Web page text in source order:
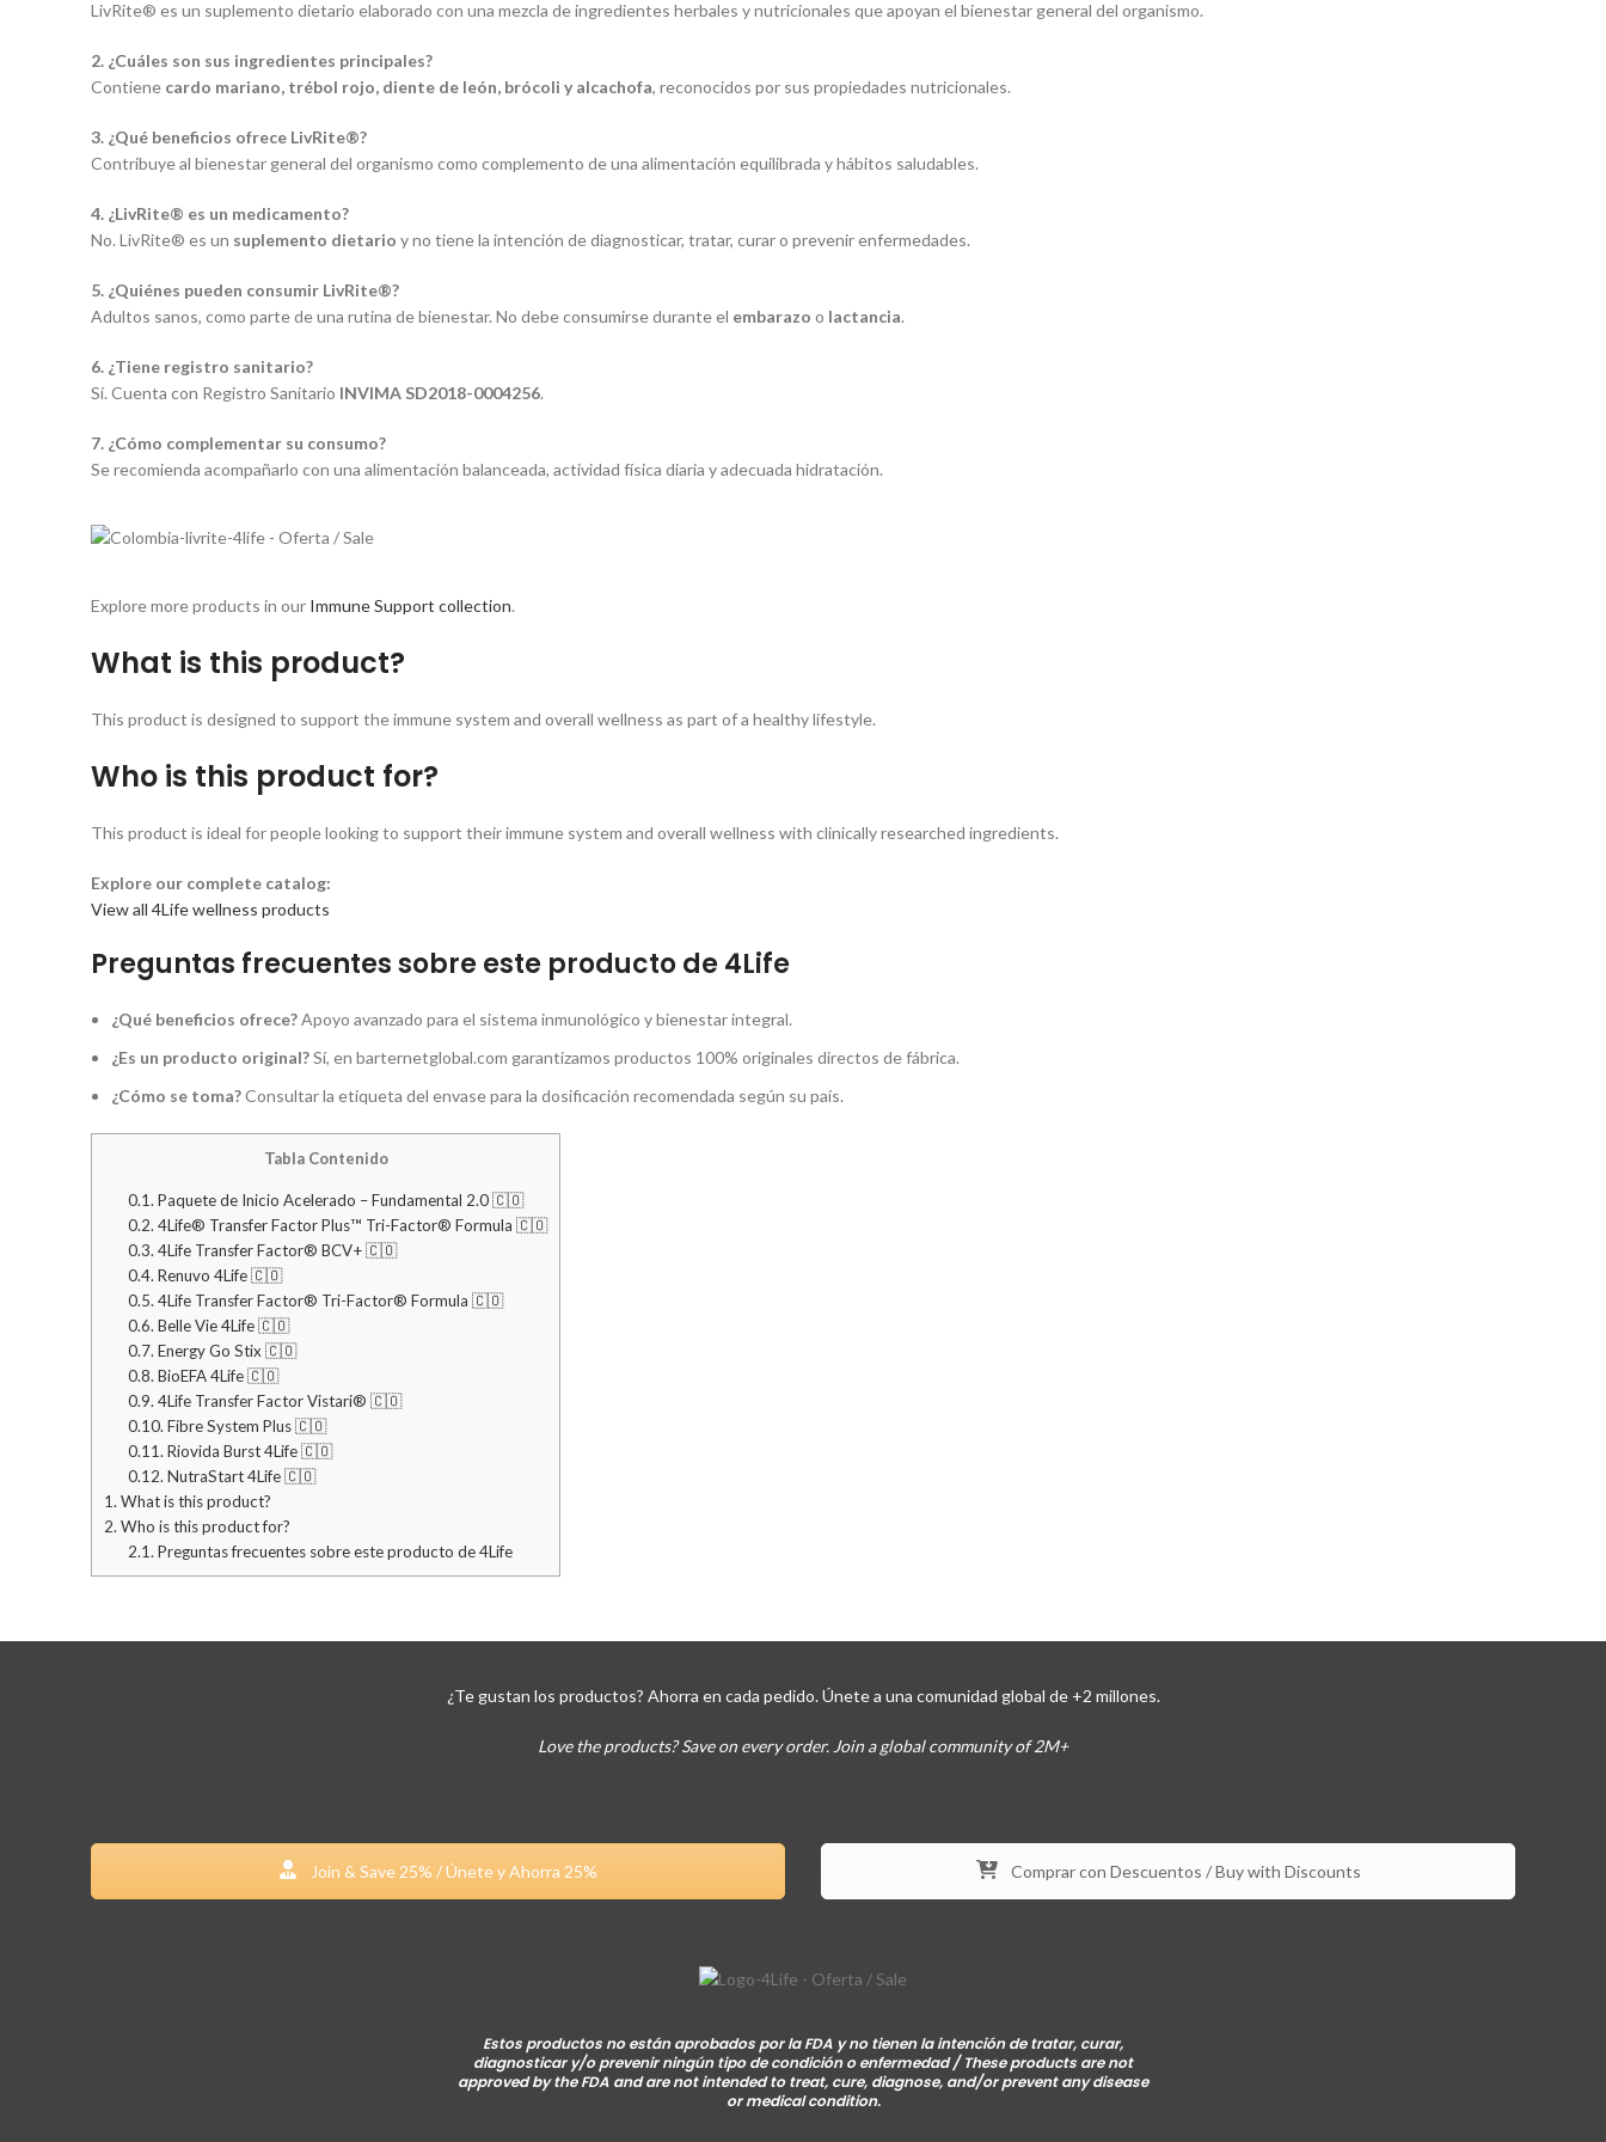
LivRite® es un suplemento dietario elaborado con una mezcla de ingredientes herbales y nutricionales que apoyan el bienestar general del organismo.
2. ¿Cuáles son sus ingredientes principales?
Contiene cardo mariano, trébol rojo, diente de león, brócoli y alcachofa, reconocidos por sus propiedades nutricionales.
3. ¿Qué beneficios ofrece LivRite®?
Contribuye al bienestar general del organismo como complemento de una alimentación equilibrada y hábitos saludables.
4. ¿LivRite® es un medicamento?
No. LivRite® es un suplemento dietario y no tiene la intención de diagnosticar, tratar, curar o prevenir enfermedades.
5. ¿Quiénes pueden consumir LivRite®?
Adultos sanos, como parte de una rutina de bienestar. No debe consumirse durante el embarazo o lactancia.
6. ¿Tiene registro sanitario?
Sí. Cuenta con Registro Sanitario INVIMA SD2018-0004256.
7. ¿Cómo complementar su consumo?
Se recomienda acompañarlo con una alimentación balanceada, actividad física diaria y adecuada hidratación.
Explore more products in our Immune Support collection.
What is this product?
This product is designed to support the immune system and overall wellness as part of a healthy lifestyle.
Who is this product for?
This product is ideal for people looking to support their immune system and overall wellness with clinically researched ingredients.
Explore our complete catalog:
View all 4Life wellness products
Preguntas frecuentes sobre este producto de 4Life
¿Qué beneficios ofrece?Apoyo avanzado para el sistema inmunológico y bienestar integral.
¿Es un producto original?Sí, en barternetglobal.com garantizamos productos 100% originales directos de fábrica.
¿Cómo se toma?Consultar la etiqueta del envase para la dosificación recomendada según su país.
Tabla Contenido
0.1. Paquete de Inicio Acelerado – Fundamental 2.0 🇨🇴
0.2. 4Life® Transfer Factor Plus™ Tri-Factor® Formula 🇨🇴
0.3. 4Life Transfer Factor® BCV+ 🇨🇴
0.4. Renuvo 4Life 🇨🇴
0.5. 4Life Transfer Factor® Tri-Factor® Formula 🇨🇴
0.6. Belle Vie 4Life 🇨🇴
0.7. Energy Go Stix 🇨🇴
0.8. BioEFA 4Life 🇨🇴
0.9. 4Life Transfer Factor Vistari® 🇨🇴
0.10. Fibre System Plus 🇨🇴
0.11. Riovida Burst 4Life 🇨🇴
0.12. NutraStart 4Life 🇨🇴
1. What is this product?
2. Who is this product for?
2.1. Preguntas frecuentes sobre este producto de 4Life
¿Te gustan los productos? Ahorra en cada pedido. Únete a una comunidad global de +2 millones.
Love the products? Save on every order. Join a global community of 2M+
Join & Save 25% / Únete y Ahorra 25% Comprar con Descuentos / Buy with Discounts
Estos productos no están aprobados por la FDA y no tienen la intención de tratar, curar,
diagnosticar y/o prevenir ningún tipo de condición o enfermedad / These products are not
approved by the FDA and are not intended to treat, cure, diagnose, and/or prevent any disease
or medical condition.